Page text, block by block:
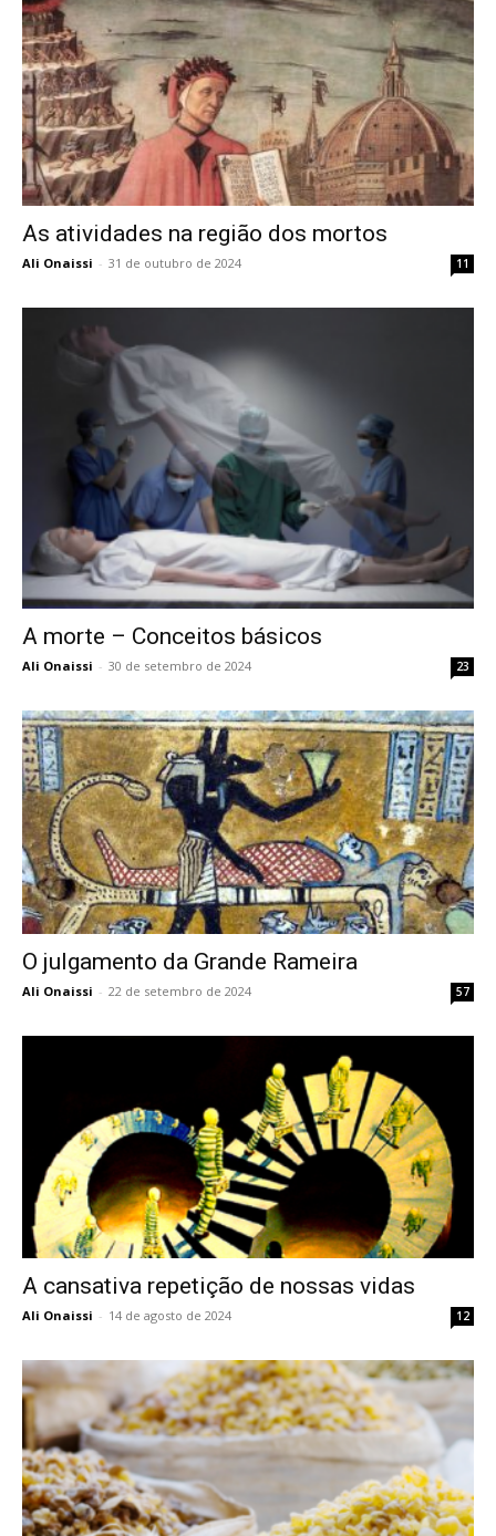
As atividades na região dos mortos
Ali Onaissi - 31 de outubro de 2024 11
A morte – Conceitos básicos
Ali Onaissi - 30 de setembro de 2024 23
O julgamento da Grande Rameira
Ali Onaissi - 22 de setembro de 2024 57
A cansativa repetição de nossas vidas
Ali Onaissi - 14 de agosto de 2024 12